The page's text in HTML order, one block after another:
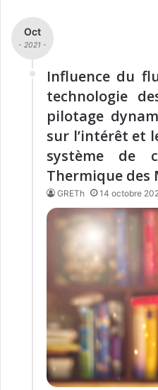
Oct
- 2021 -
Influence du
technologie
pilotage
sur l’intérêt et
système de
Thermique des
GRETh 14 octobre